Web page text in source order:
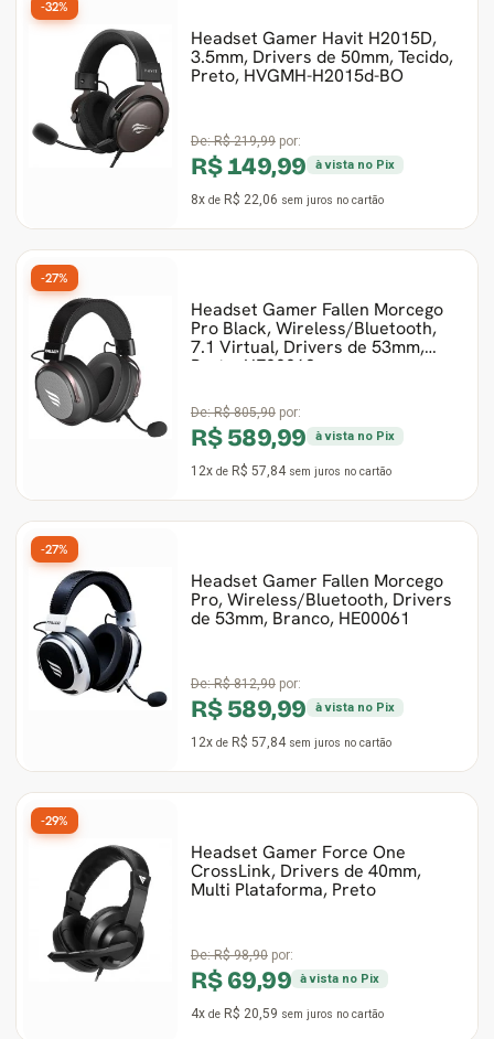
Headset Gamer Havit H2015D,
3.5mm, Drivers de 50mm, Tecido,
Preto, HVGMH-H2015d-BO
De:R$ 219,99 por:
R$ 149,99 à vista no Pix
8x de R$ 22,06 sem juros no cartão
-32%
Headset Gamer Fallen Morcego
Pro Black, Wireless/Bluetooth,
7.1 Virtual, Drivers de 53mm,
Preto, HE00062
De:R$ 805,90 por:
R$ 589,99 à vista no Pix
12x de R$ 57,84sem juros no cartão
-27%
Headset Gamer Fallen Morcego
Pro, Wireless/Bluetooth, Drivers
de 53mm, Branco, HE00061
De:R$ 812,90 por:
R$ 589,99 à vista no Pix
12x de R$ 57,84sem juros no cartão
-27%
Headset Gamer Force One
CrossLink, Drivers de 40mm,
Multi Plataforma, Preto
De:R$ 98,90 por:
R$ 69,99 à vista no Pix
4x de R$ 20,59 sem juros no cartão
-29%